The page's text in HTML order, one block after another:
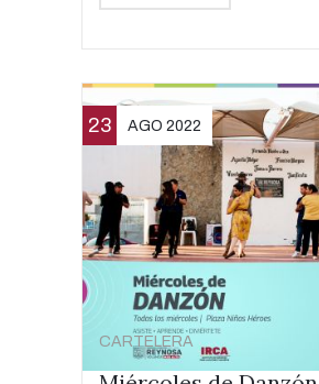
23 AGO 2022
CARTELERA